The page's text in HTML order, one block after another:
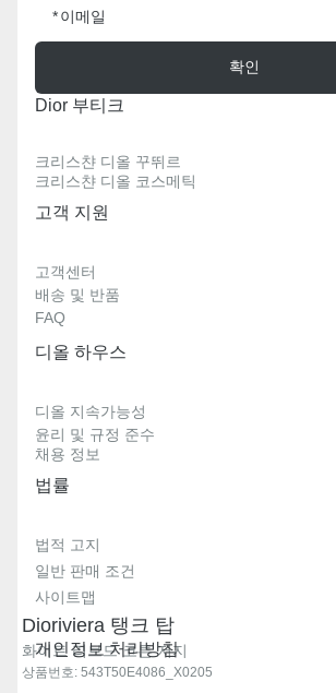
Dioriviera 탱크 탑
화이트 리브드 코튼 저지
상품번호: 543T50E4086_X0205
이메일
확인
Dior 부티크
크리스챤 디올 꾸뛰르
크리스챤 디올 코스메틱
고객 지원
고객센터
배송 및 반품
FAQ
디올 하우스
디올 지속가능성
윤리 및 규정 준수
채용 정보
법률
법적 고지
일반 판매 조건
사이트맵
개인정보 처리방침